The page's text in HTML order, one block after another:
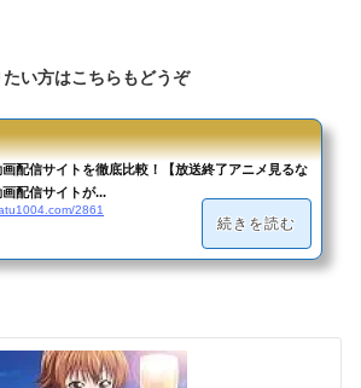
い方はこちらもどうぞ
画配信サイトを徹底比較！【放送終了アニメ見るな
画配信サイトが...
2861
続きを読む